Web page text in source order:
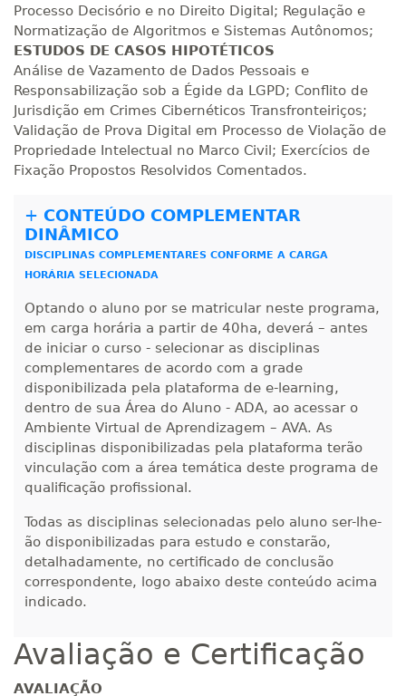
Processo Decisório e no Direito Digital; Regulação e
Normatização de Algoritmos e Sistemas Autônomos;
ESTUDOS DE CASOS HIPOTÉTICOS
Análise de Vazamento de Dados Pessoais e
Responsabilização sob a Égide da LGPD; Conflito de
Jurisdição em Crimes Cibernéticos Transfronteiriços;
Validação de Prova Digital em Processo de Violação de
Propriedade Intelectual no Marco Civil; Exercícios de
Fixação Propostos Resolvidos Comentados.
+ CONTEÚDO COMPLEMENTAR
DINÂMICO
DISCIPLINAS COMPLEMENTARES CONFORME A CARGA
HORÁRIA SELECIONADA
Optando o aluno por se matricular neste programa,
em carga horária a partir de 40ha, deverá – antes
de iniciar o curso - selecionar as disciplinas
complementares de acordo com a grade
disponibilizada pela plataforma de e-learning,
dentro de sua Área do Aluno - ADA, ao acessar o
Ambiente Virtual de Aprendizagem – AVA. As
disciplinas disponibilizadas pela plataforma terão
vinculação com a área temática deste programa de
qualificação profissional.
Todas as disciplinas selecionadas pelo aluno ser-lhe-
ão disponibilizadas para estudo e constarão,
detalhadamente, no certificado de conclusão
correspondente, logo abaixo deste conteúdo acima
indicado.
Avaliação e Certificação
AVALIAÇÃO